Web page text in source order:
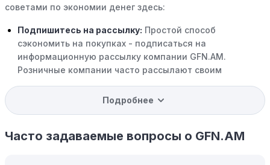
советами по экономии денег здесь:
Подпишитесь на рассылку: Простой способ
сэкономить на покупках - подписаться на
информационную рассылку компании GFN.AM.
Розничные компании часто рассылают своим
доступ к распродажам.
компании GFN.AM есть программы поощрения,
позволяющие зарабатывать баллы или cashback на
Подробнее
Часто задаваемые вопросы о GFN.AM